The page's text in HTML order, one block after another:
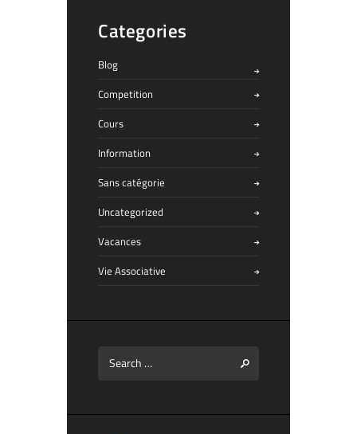
Categories
Blog
Competition
Cours
Information
Sans catégorie
Uncategorized
Vacances
Vie Associative